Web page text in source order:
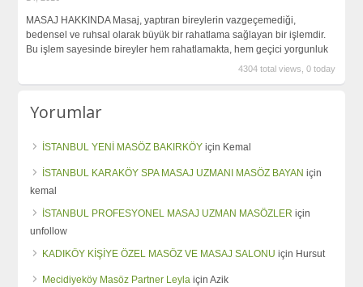
MASAJ HAKKINDA Masaj, yaptıran bireylerin vazgeçemediği,
bedensel ve ruhsal olarak büyük bir rahatlama sağlayan bir işlemdir.
Bu işlem sayesinde bireyler hem rahatlamakta, hem geçici yorgunluk
4304 total views, 0 today
Yorumlar
İSTANBUL YENİ MASÖZ BAKIRKÖY için Kemal
İSTANBUL KARAKÖY SPA MASAJ UZMANI MASÖZ BAYAN için
kemal
İSTANBUL PROFESYONEL MASAJ UZMAN MASÖZLER için
unfollow
KADIKÖY KİŞİYE ÖZEL MASÖZ VE MASAJ SALONU için Hursut
Mecidiyeköy Masöz Partner Leyla içinAzik